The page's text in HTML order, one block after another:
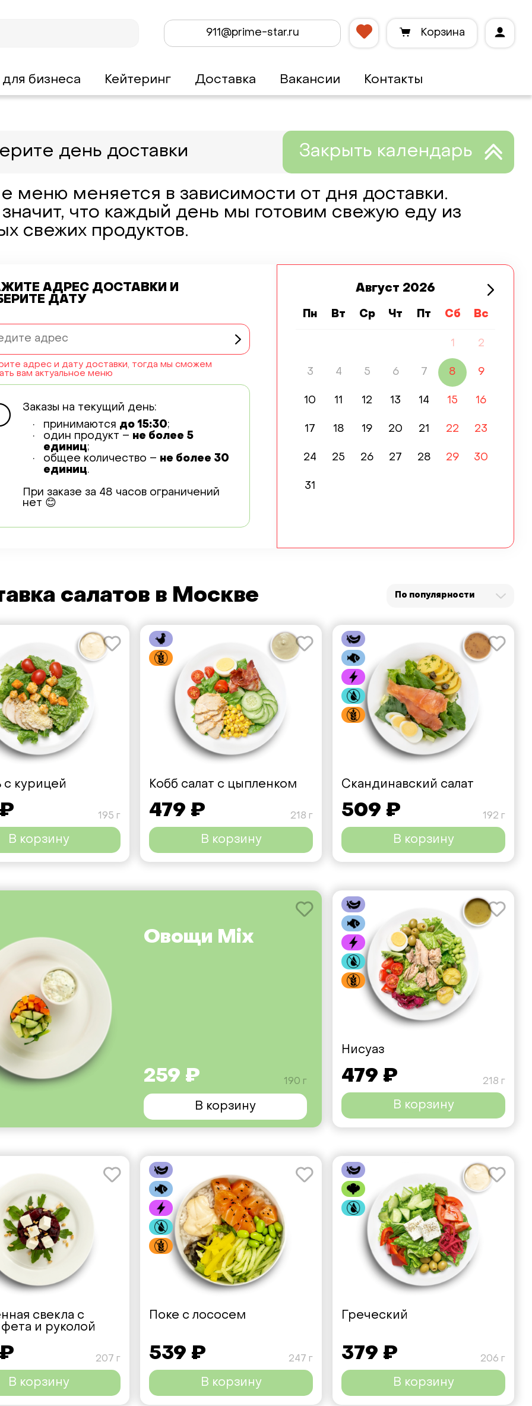
911@prime-star.ru Корзина
для бизнеса Кейтеринг Доставка Вакансии Контакты
день доставки
меню меняется в зависимости от дня доставки.
что каждый день мы готовим свежую еду из
свежих продуктов.
АДРЕС ДОСТАВКИ И
ДАТУ
адрес и дату доставки, тогда мы сможем
вам актуальное меню
Заказы на текущий день:
принимаются до 15:30;
один продукт – не более 5
единиц;
общее количество – не более 30
единиц.
При заказе за 48 часов ограничений
нет 😊
Август 2026
Пн Вт Ср Чт Пт Сб Вс
1 2
3 4 5 6 7 8 9
10 11 12 13 14 15 16
17 18 19 20 21 22 23
24 25 26 27 28 29 30
31
салатов в Москве По популярности
с курицей
195 г
В корзину
Кобб салат с цыпленком
479 ₽ 218 г
В корзину
Скандинавский салат
509 ₽ 192 г
В корзину
Нисуаз
479 ₽ 218 г
В корзину
свекла с
и руколой
207 г
В корзину
Поке с лососем
539 ₽ 247 г
В корзину
Греческий
379 ₽ 206 г
В корзину
Овощи Mix
259 ₽ 190 г
В корзину